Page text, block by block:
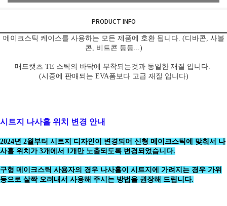
PRODUCT INFO
메이크스틱 케이스를 사용하는 모든 제품에 호환 됩니다. (디바콘, 사볼
콘, 비트콘 등등...)
매드캣츠 TE 스틱의 바닥에 부착되는것과 동일한 재질 입니다.
(시중에 판매되는 EVA폼보다 고급 재질 입니다)
시트지 나사홀 위치 변경 안내
2024년 2월부터 시트지 디자인이 변경되어 신형 메이크스틱에 맞춰서 나
사홀 위치가 3개에서 1개만 노출되도록 변경되었습니다.
구형 메이크스틱 사용자의 경우 나사홀이 시트지에 가려지는 경우 가위
등으로 살짝 오려내서 사용해 주시는 방법을 권장해 드립니다.